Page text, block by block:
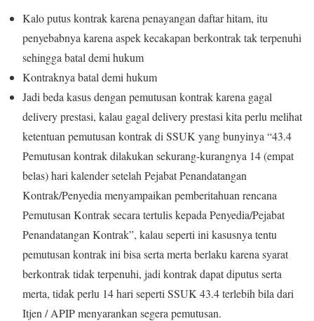
Kalo putus kontrak karena penayangan daftar hitam, itu
penyebabnya karena aspek kecakapan berkontrak tak terpenuhi
sehingga batal demi hukum
Kontraknya batal demi hukum
Jadi beda kasus dengan pemutusan kontrak karena gagal
delivery prestasi, kalau gagal delivery prestasi kita perlu melihat
ketentuan pemutusan kontrak di SSUK yang bunyinya “43.4
Pemutusan kontrak dilakukan sekurang-kurangnya 14 (empat
belas) hari kalender setelah Pejabat Penandatangan
Kontrak/Penyedia menyampaikan pemberitahuan rencana
Pemutusan Kontrak secara tertulis kepada Penyedia/Pejabat
Penandatangan Kontrak”, kalau seperti ini kasusnya tentu
pemutusan kontrak ini bisa serta merta berlaku karena syarat
berkontrak tidak terpenuhi, jadi kontrak dapat diputus serta
merta, tidak perlu 14 hari seperti SSUK 43.4 terlebih bila dari
Itjen / APIP menyarankan segera pemutusan.